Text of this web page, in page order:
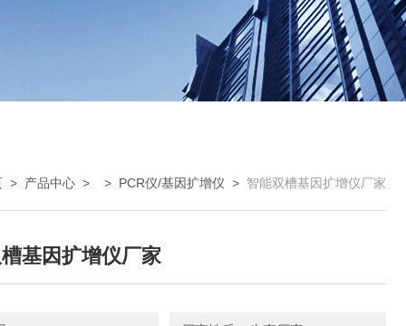
> 产品中心 > > PCR仪/基因扩增仪 > 智能双槽基因扩增仪厂家
基因扩增仪厂家